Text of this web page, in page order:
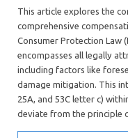
This article explores the
comprehensive
Consumer Protection Law
encompasses all legally
including factors like
damage mitigation. This
25A, and 53C letter c)
deviate from the principle